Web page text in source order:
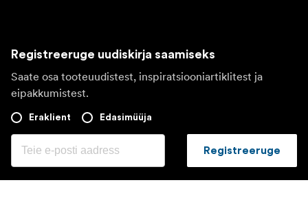
Registreeruge uudiskirja saamiseks
Saate osa tooteuudistest, inspiratsiooniartiklitest ja
eipakkumistest.
Eraklient Edasimüüja
Registreeruge